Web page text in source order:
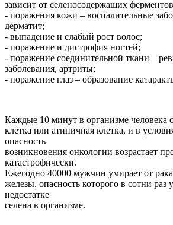
зависит от селеносодержащих
- поражения кожи – воспалительные
дерматит;
- выпадение и слабый рост волос;
- поражение и дистрофия ногтей;
- поражение соединительной ткани –
заболевания, артриты;
- поражение глаз – образование
Каждые 10 минут в организме человека
клетка или атипичная клетка, и в
опасность
возникновения онкологии возрастает
катастрофически.
Ежегодно 40000 мужчин умирает от рака
железы, опасность которого в сотни раз
недостатке
селена в организме.